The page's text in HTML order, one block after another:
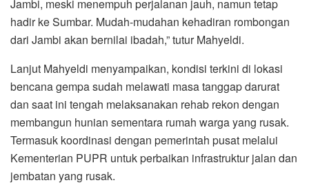
Jambi, meski menempuh perjalanan jauh, namun tetap
hadir ke Sumbar. Mudah-mudahan kehadiran rombongan
dari Jambi akan bernilai ibadah,” tutur Mahyeldi.
Lanjut Mahyeldi menyampaikan, kondisi terkini di lokasi
bencana gempa sudah melawati masa tanggap darurat
dan saat ini tengah melaksanakan rehab rekon dengan
membangun hunian sementara rumah warga yang rusak.
Termasuk koordinasi dengan pemerintah pusat melalui
Kementerian PUPR untuk perbaikan infrastruktur jalan dan
jembatan yang rusak.